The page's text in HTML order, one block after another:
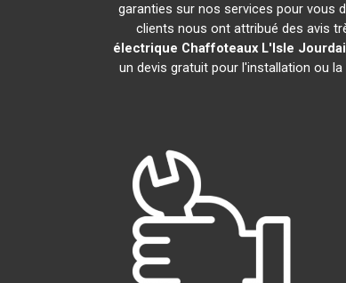
garanties sur nos services pour vous
clients nous ont attribué des avis
électrique Chaffoteaux L'Isle
un devis gratuit pour l'installation ou